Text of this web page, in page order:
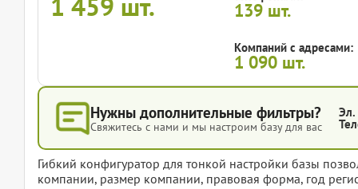
139 шт.
Компаний с адресами:
1 090 шт.
Нужны дополнительные фильтры?
Свяжитесь с нами и мы настроим базу для вас
Эл.
Гибкий конфигуратор для тонкой настройки базы
компании, размер компании, правовая форма, год